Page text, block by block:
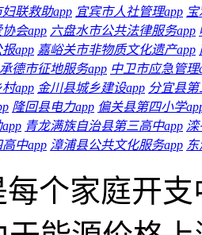
联救助app 宜宾市人社管理app 宝
会app 六盘水市公共法律服务app
app 嘉峪关市非物质文化遗产app
承德市征地服务app 中卫市应急管理
app 金川县城乡建设app 分宜县第
隆回县电力app 偏关县第四小学
青龙满族自治县第三高中app 滦
中app 漳浦县公共文化服务app 东
个家庭开